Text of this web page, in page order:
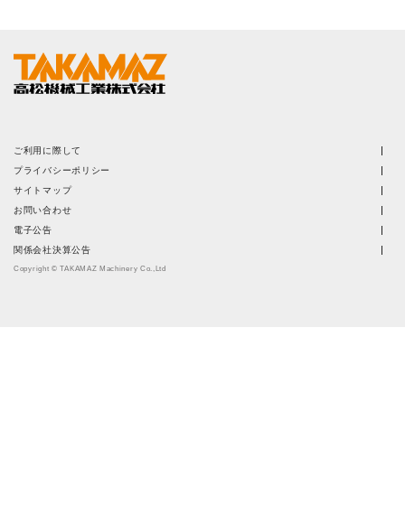
ご利用に際して
プライバシーポリシー
サイトマップ
お問い合わせ
電子公告
関係会社決算公告
Copyright © TAKAMAZ Machinery Co.,Ltd